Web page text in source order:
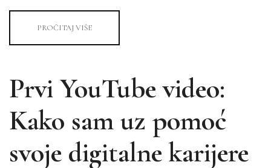
PROČITAJ VIŠE
Prvi YouTube video:
Kako sam uz pomoć
svoje digitalne karijere